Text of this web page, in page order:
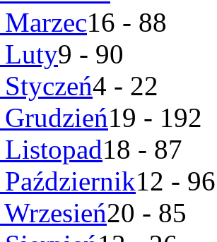
16 - 88
Luty9 - 90
4 - 22
19 - 192
18 - 87
12 - 96
20 - 85